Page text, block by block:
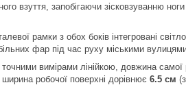
взуття, запобігаючи зісковзуванню
рамки з обох боків інтегровані
фар під час руху міськими
точними вимірами лінійкою, довжина
робочої поверхні дорівнює 6.5 см